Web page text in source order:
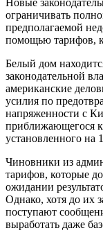
ограничивать
предполагаемой
помощью тарифов,
Белый дом
законодательной
американские
усилия по
напряженности с
приближающегося
установленного на
Чиновники из
тарифов, которые
ожидании
Однако, хотя до их
поступают
выработать даже